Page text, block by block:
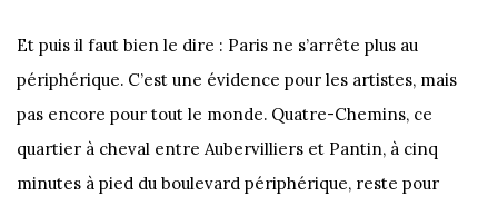
Et puis il faut bien le dire : Paris ne s’arrête plus au
périphérique. C’est une évidence pour les artistes, mais
pas encore pour tout le monde. Quatre-Chemins, ce
quartier à cheval entre Aubervilliers et Pantin, à cinq
minutes à pied du boulevard périphérique, reste pour